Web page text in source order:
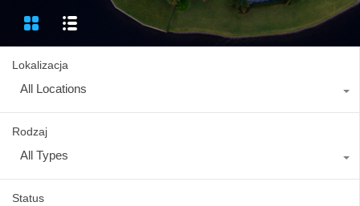
Lokalizacja
All Locations
Rodzaj
All Types
Status